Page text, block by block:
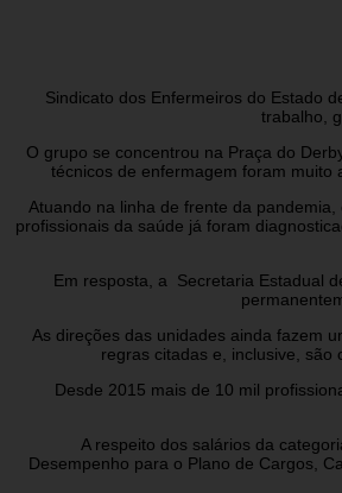
Sindicato dos Enfermeiros do Estado
trabalho,
O grupo se concentrou na Praça do
técnicos de enfermagem foram muito
Atuando na linha de frente da
profissionais da saúde já foram
Em resposta, a Secretaria Estadual
As direções das unidades ainda fazem
regras citadas e, inclusive, são
Desde 2015 mais de 10 mil
A respeito dos salários da
Desempenho para o Plano de Cargos,